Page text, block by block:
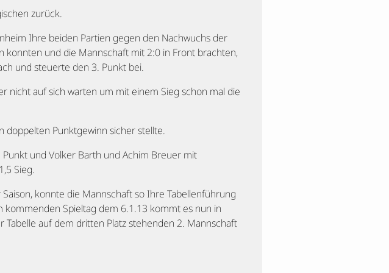
zurück.
Ihre beiden Partien gegen den Nachwuchs der
und die Mannschaft mit 2:0 in Front brachten,
und steuerte den 3. Punkt bei.
nicht auf sich warten um mit einem Sieg schon mal die
doppelten Punktgewinn sicher stellte.
und Volker Barth und Achim Breuer mit
Sieg.
konnte die Mannschaft so Ihre Tabellenführung
Spieltag dem 6.1.13 kommt es nun in
auf dem dritten Platz stehenden 2. Mannschaft